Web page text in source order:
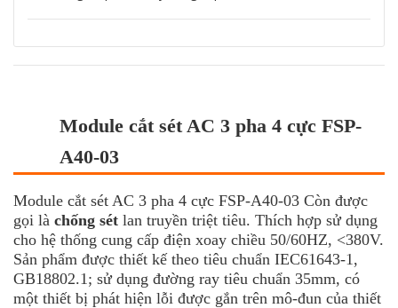
Module cắt sét AC 3 pha 4 cực FSP-
A40-03
Module cắt sét AC 3 pha 4 cực FSP-A40-03 Còn được
gọi là chống sét lan truyền triệt tiêu. Thích hợp sử dụng
cho hệ thống cung cấp điện xoay chiều 50/60HZ, <380V.
Sản phẩm được thiết kế theo tiêu chuẩn IEC61643-1,
GB18802.1; sử dụng đường ray tiêu chuẩn 35mm, có
một thiết bị phát hiện lỗi được gắn trên mô-đun của thiết